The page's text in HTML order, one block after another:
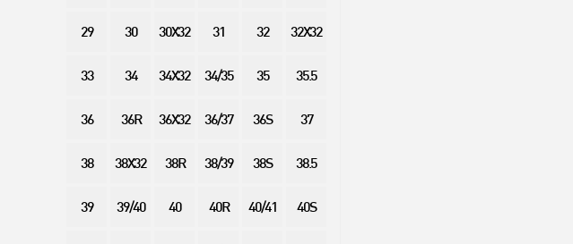
29 30 30X32 31 32 32X32
33 34 34X32 34/35 35 35.5
36 36R 36X32 36/37 36S 37
38 38X32 38R 38/39 38S 38.5
39 39/40 40 40R 40/41 40S